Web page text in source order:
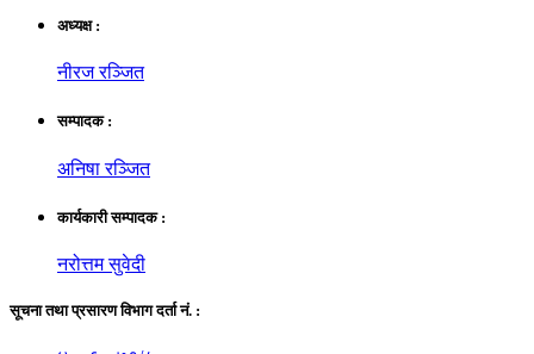
अध्यक्ष :
नीरज रञ्जित
सम्पादक :
अनिषा रञ्जित
कार्यकारी सम्पादक :
नरोत्तम सुवेदी
सूचना तथा प्रसारण विभाग दर्ता नं. :